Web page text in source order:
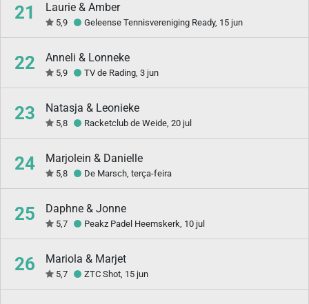
21 Laurie & Amber
5,9 Geleense Tennisvereniging Ready, 15 jun
22 Anneli & Lonneke
5,9 TV de Rading, 3 jun
23 Natasja & Leonieke
5,8 Racketclub de Weide, 20 jul
24 Marjolein & Danielle
5,8 De Marsch, terça-feira
25 Daphne & Jonne
5,7 Peakz Padel Heemskerk, 10 jul
26 Mariola & Marjet
5,7 ZTC Shot, 15 jun